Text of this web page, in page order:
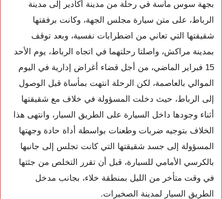
بجهة سوس ماسة في رحلة من مدينة أكادير إلى مدينة
الرباط، على متن سيارة مجلس الجهة، وكانت برفقتها
شقيقتها التي تعاني من اضطرابات نفسية، وبعد توقف
بمدينة مراكش، واصلتا رحلتهما في اتجاه الرباط، يوم الأحد
15 فبراير الماضي، من أجل قضاء أغراض إدارية في اليوم
الموالي بالعاصمة، لكن الرحلة انتهت بمأساة قبل الوصول
إلى الرباط، حيث دخلت المسؤولة في خلاف مع شقيقتها
أثناء وجودها داخل السيارة على الطريق السيار، وانتهى هذا
الخلاف بتوجيه ضربات وطعنات بواسطة أداة حادة وجهتها
المسؤولة إلى جسد شقيقتها التي كانت تجلس إلى جانبها
بالكرسي الأمامي للسيارة، قبل أن تقرر التخلص من جثتها
في وقت متأخر من الليل بمنطقة خلاء، بجانب مدخل
الطريق السيار لمدينة الصخيرات.